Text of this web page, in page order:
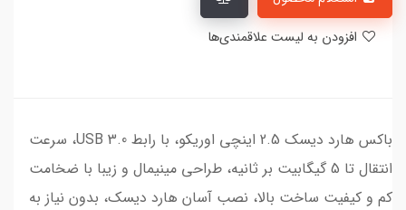
باکس هارد دیسک 2.5 اینچی اوریکو، با رابط USB 3.0، سرعت
انتقال تا 5 گیگابیت بر ثانیه، طراحی مینیمال و زیبا با ضخامت
کم و کیفیت ساخت بالا، نصب آسان هارد دیسک، بدون نیاز به